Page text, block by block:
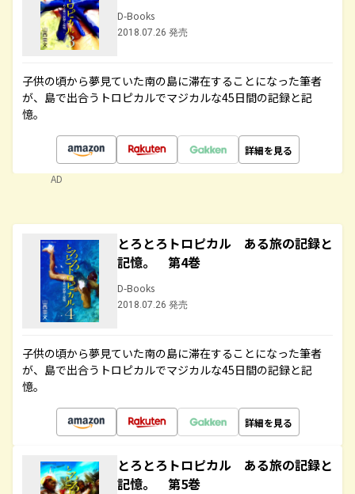
D-Books
2018.07.26 発売
子供の頃から夢見ていた南の島に滞在することになった筆者
が、島で出合うトロピカルでマジカルな45日間の記録と記
憶。
詳細を見る
AD
とろとろトロピカル ある旅の記録と
記憶。 第4巻
D-Books
2018.07.26 発売
子供の頃から夢見ていた南の島に滞在することになった筆者
が、島で出合うトロピカルでマジカルな45日間の記録と記
憶。
詳細を見る
とろとろトロピカル ある旅の記録と
記憶。 第5巻